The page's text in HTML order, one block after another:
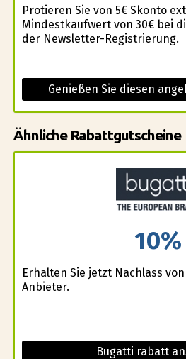
Profitieren Sie von 5€ Skonto
Mindestkaufwert von 30€ bei
der Newsletter-Registrierung.
Genießen Sie diesen
Ähnliche Rabattgutscheine
10%
Erhalten Sie jetzt Nachlass
Anbieter.
Bugatti rabatt